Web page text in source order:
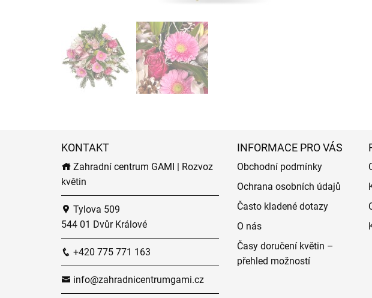
KONTAKT
Zahradní centrum GAMI | Rozvoz
květin
Tylova 509
544 01 Dvůr Králové
+420 775 771 163
info@zahradnicentrumgami.cz
INFORMACE PRO VÁS
Obchodní podmínky
Ochrana osobních údajů
Často kladené dotazy
O nás
Časy doručení květin –
přehled možností